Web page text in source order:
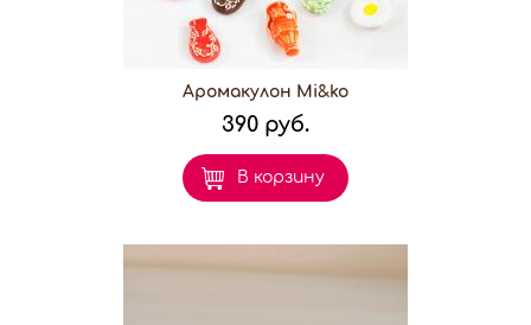
Аромакулон Mi&ko
390 руб.
В корзину